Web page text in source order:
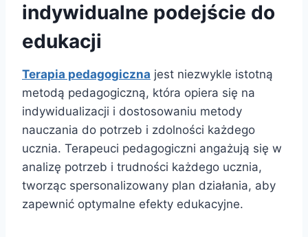
indywidualne podejście do
edukacji
Terapia pedagogiczna jest niezwykle istotną
metodą pedagogiczną, która opiera się na
indywidualizacji i dostosowaniu metody
nauczania do potrzeb i zdolności każdego
ucznia. Terapeuci pedagogiczni angażują się w
analizę potrzeb i trudności każdego ucznia,
tworząc spersonalizowany plan działania, aby
zapewnić optymalne efekty edukacyjne.